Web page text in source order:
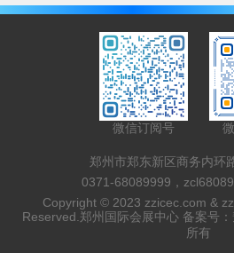
微信订阅号
郑州市郑东新区商务内环
0371-68089999，
Copyright © 2023 zzicec.com &
Reserved.郑州国际会展中心 备案号：
所有